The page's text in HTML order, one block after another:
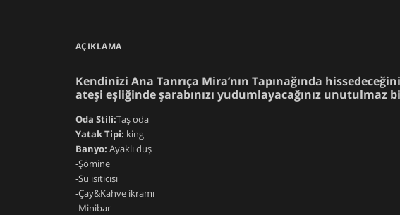
AÇIKLAMA
Kendinizi Ana Tanrıça Mira’nın Tapınağında
ateşi eşliğinde şarabınızı yudumlayacağınız unutulmaz
Oda Stili:Taş oda
Yatak Tipi: king
Banyo: Ayaklı duş
-Şömine
-Su ısıtıcısı
-Çay&Kahve ikramı
-Minibar